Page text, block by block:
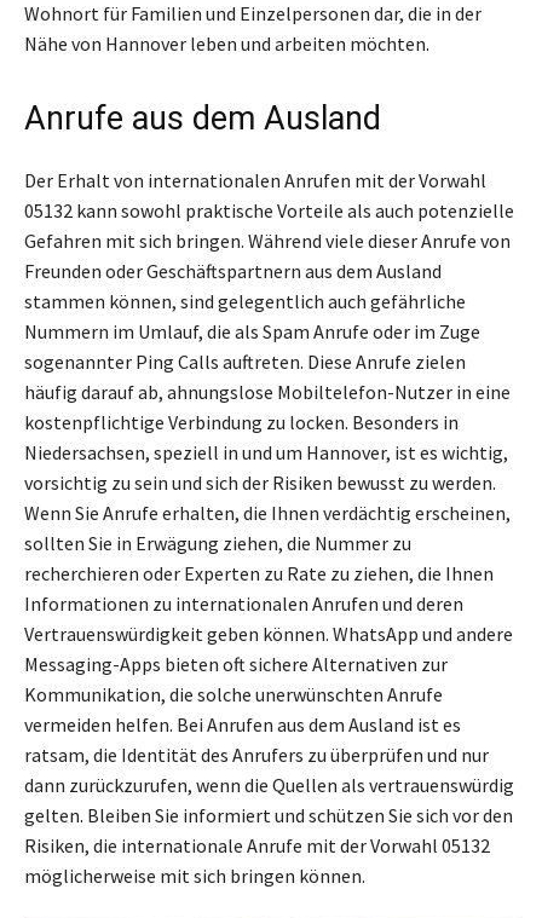
Wohnort für Familien und Einzelpersonen dar, die in der
Nähe von Hannover leben und arbeiten möchten.
Anrufe aus dem Ausland
Der Erhalt von internationalen Anrufen mit der Vorwahl
05132 kann sowohl praktische Vorteile als auch potenzielle
Gefahren mit sich bringen. Während viele dieser Anrufe von
Freunden oder Geschäftspartnern aus dem Ausland
stammen können, sind gelegentlich auch gefährliche
Nummern im Umlauf, die als Spam Anrufe oder im Zuge
sogenannter Ping Calls auftreten. Diese Anrufe zielen
häufig darauf ab, ahnungslose Mobiltelefon-Nutzer in eine
kostenpflichtige Verbindung zu locken. Besonders in
Niedersachsen, speziell in und um Hannover, ist es wichtig,
vorsichtig zu sein und sich der Risiken bewusst zu werden.
Wenn Sie Anrufe erhalten, die Ihnen verdächtig erscheinen,
sollten Sie in Erwägung ziehen, die Nummer zu
recherchieren oder Experten zu Rate zu ziehen, die Ihnen
Informationen zu internationalen Anrufen und deren
Vertrauenswürdigkeit geben können. WhatsApp und andere
Messaging-Apps bieten oft sichere Alternativen zur
Kommunikation, die solche unerwünschten Anrufe
vermeiden helfen. Bei Anrufen aus dem Ausland ist es
ratsam, die Identität des Anrufers zu überprüfen und nur
dann zurückzurufen, wenn die Quellen als vertrauenswürdig
gelten. Bleiben Sie informiert und schützen Sie sich vor den
Risiken, die internationale Anrufe mit der Vorwahl 05132
möglicherweise mit sich bringen können.